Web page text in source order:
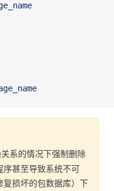
系的情况下强制删除
序甚至导致系统不可
复损坏的包数据库）下